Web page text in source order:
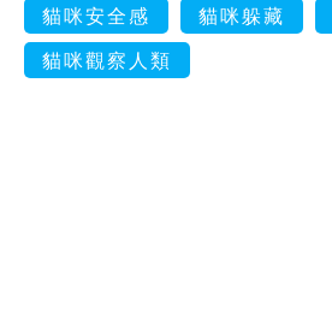
貓咪安全感
貓咪躲藏
貓咪觀察人類